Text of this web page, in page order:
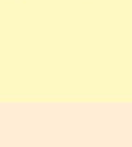
Lue lisää tuotteesta